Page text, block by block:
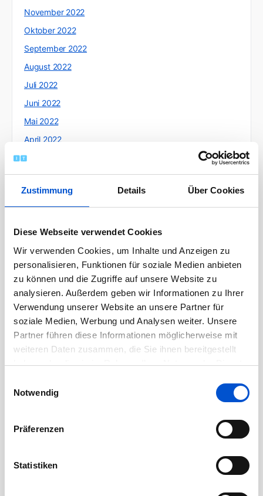
Zustimmung Details Über Cookies
Diese Webseite verwendet Cookies
Wir verwenden Cookies, um Inhalte und Anzeigen zu
personalisieren, Funktionen für soziale Medien anbieten
zu können und die Zugriffe auf unsere Website zu
analysieren. Außerdem geben wir Informationen zu Ihrer
Verwendung unserer Website an unsere Partner für
soziale Medien, Werbung und Analysen weiter. Unsere
Partner führen diese Informationen möglicherweise mit
weiteren Daten zusammen, die Sie ihnen bereitgestellt
haben oder die sie im Rahmen Ihrer Nutzung der Dienste
Notwendig
Präferenzen
Statistiken
November 2022
Oktober 2022
September 2022
August 2022
Juli 2022
Juni 2022
Mai 2022
April 2022
März 2022
Februar 2022
Januar 2022
November 2021
Oktober 2021
September 2021
August 2021
Juli 2021
Juni 2021
Mai 2021
Februar 2021
Dezember 2020
Oktober 2020